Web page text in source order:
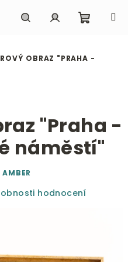
OBRAZ "PRAHA -
"Praha -
náměstí"
hodnocení